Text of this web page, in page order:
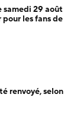
samedi 29 août
pour les fans de
renvoyé, selon